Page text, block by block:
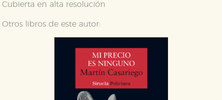
Cubierta en alta resolución
Otros libros de este autor:
CONFIGURACIÓN DE COOKIES
Estas cookies son necesarias para que nuestro sitio
web funcione y no es posible deshabilitarlas desde